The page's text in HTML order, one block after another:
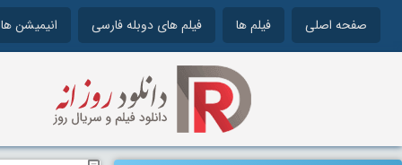
صفحه اصلی فیلم ها فیلم های دوبله فارسی انیمیشن ها